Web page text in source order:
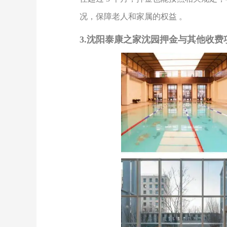
况，保障老人和家属的权益 。
3.沈阳泰康之家沈园押金与其他收费